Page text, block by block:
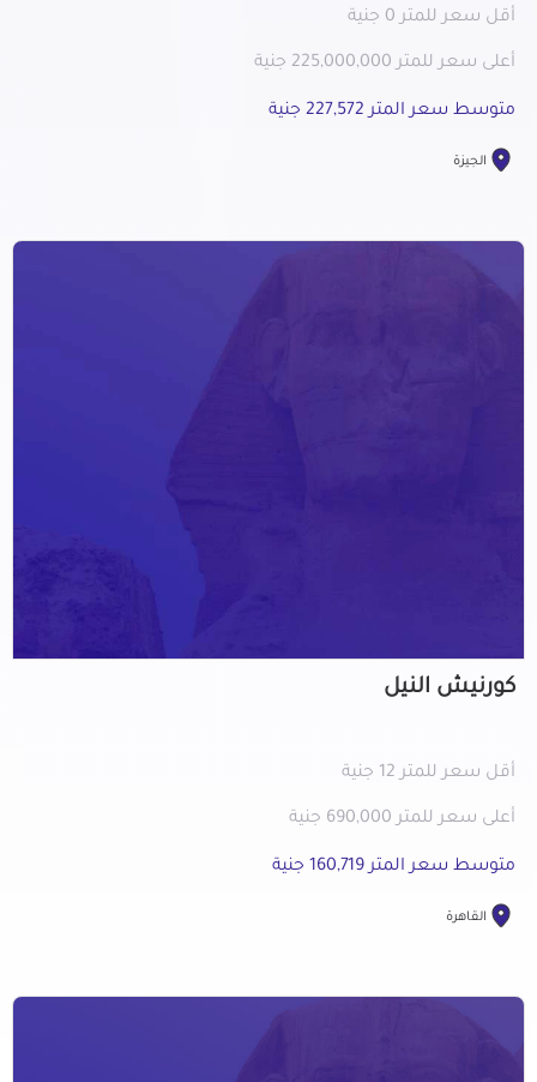
أقل سعر للمتر 0 جنية
أعلى سعر للمتر 225,000,000 جنية
متوسط سعر المتر 227,572 جنية
الجيزة
كورنيش النيل
أقل سعر للمتر 12 جنية
أعلى سعر للمتر 690,000 جنية
متوسط سعر المتر 160,719 جنية
القاهرة